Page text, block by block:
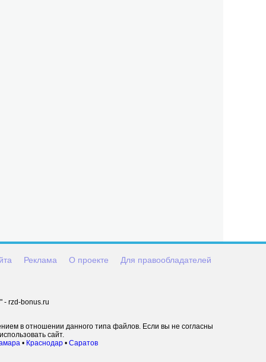
Реклама О проекте
Для правообладателей
rzd-bonus.ru
в отношении данного типа файлов. Если вы не согласны
сайт.
• Краснодар • Саратов